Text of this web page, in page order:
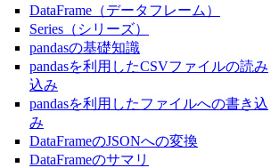
DataFrame（データフレーム）
Series（シリーズ）
pandasの基礎知識
pandasを利用したCSVファイルの読み
込み
pandasを利用したファイルへの書き込
み
DataFrameのJSONへの変換
DataFrameのサマリ